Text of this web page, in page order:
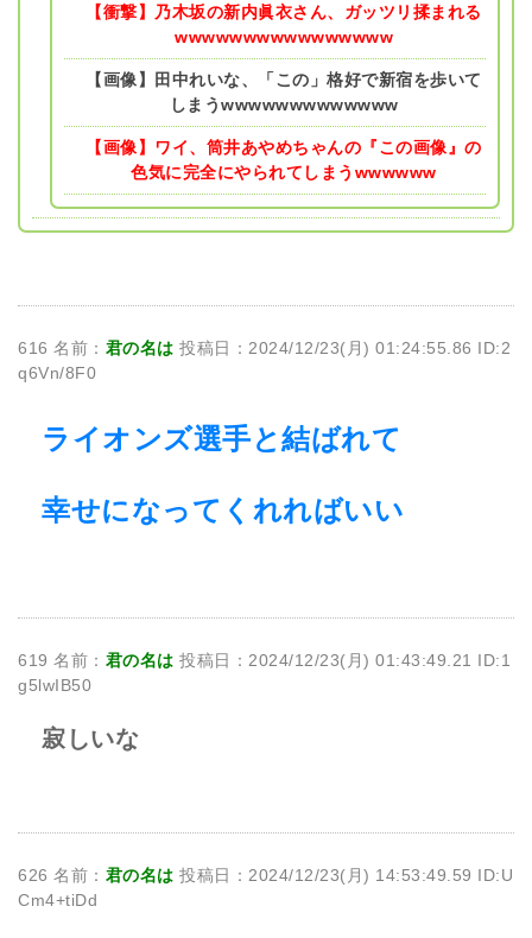
【衝撃】乃木坂の新内眞衣さん、ガッツリ揉まれる
wwwwwwwwwwwwwwww
【画像】田中れいな、「この」格好で新宿を歩いて
しまうwwwwwwwwwwwww
【画像】ワイ、筒井あやめちゃんの『この画像』の
色気に完全にやられてしまうwwwwww
616 名前： 君の名は 投稿日：2024/12/23(月) 01:24:55.86 ID:2
q6Vn/8F0
ライオンズ選手と結ばれて
幸せになってくれればいい
619 名前： 君の名は 投稿日：2024/12/23(月) 01:43:49.21 ID:1
g5lwIB50
寂しいな
626 名前： 君の名は 投稿日：2024/12/23(月) 14:53:49.59 ID:U
Cm4+tiDd